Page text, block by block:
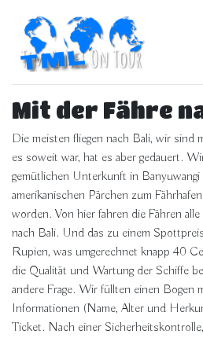
Mit der Fähre
Die meisten fliegen nach Bali, wir sind
es soweit war, hat es aber gedauert.
gemütlichen Unterkunft in Banyuwangi
amerikanischen Pärchen zum
worden. Von hier fahren die Fähren
nach Bali. Und das zu einem
Rupien, was umgerechnet knapp 40
die Qualität und Wartung der Schiffe
andere Frage. Wir füllten einen Bogen
Informationen (Name, Alter und
Ticket. Nach einer